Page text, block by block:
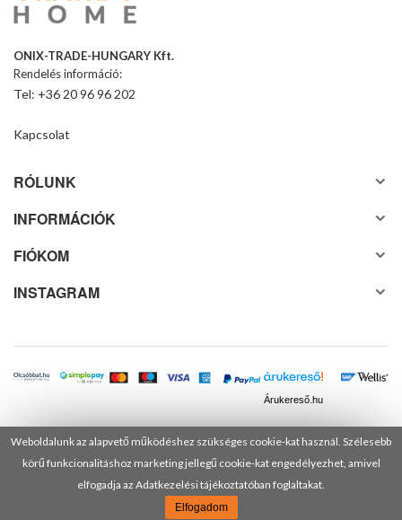
Weboldalunk az alapvető működéshez szükséges cookie-kat használ. Szélesebb
körű funkcionalitáshoz marketing jellegű cookie-kat engedélyezhet, amivel
elfogadja az Adatkezelési tájékoztatóban foglaltakat.
Elfogadom
ONIX-TRADE-HUNGARY Kft.
Rendelés információ:
Tel: +36 20 96 96 202
Kapcsolat
RÓLUNK
INFORMÁCIÓK
FIÓKOM
INSTAGRAM
Árukereső.hu
© 2025 Minden jog fenntartva! DANUSA Hungary Kft.